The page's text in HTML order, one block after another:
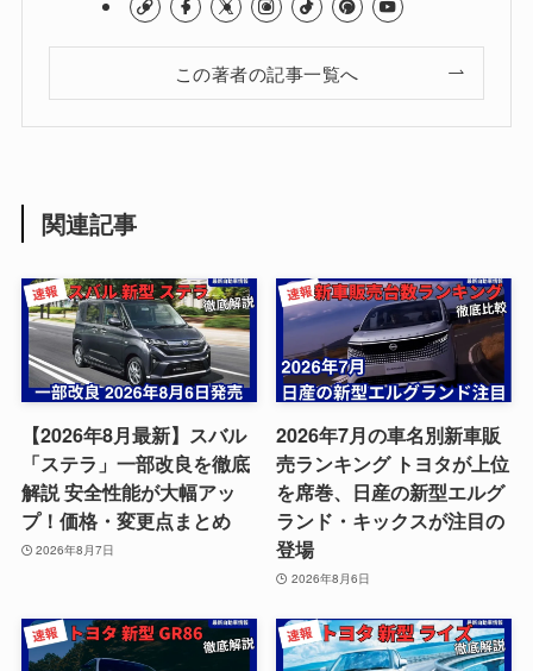
この著者の記事一覧へ
関連記事
【2026年8月最新】スバル
「ステラ」一部改良を徹底
解説 安全性能が大幅アッ
プ！価格・変更点まとめ
2026年8月7日
2026年7月の車名別新車販
売ランキング トヨタが上位
を席巻、日産の新型エルグ
ランド・キックスが注目の
登場
2026年8月6日